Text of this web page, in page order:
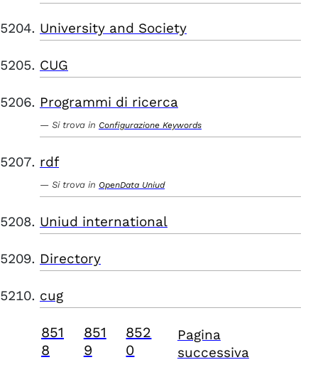
University and Society
CUG
Programmi di ricerca
Si trova in Configurazione Keywords
rdf
Si trova in OpenData Uniud
Uniud international
Directory
cug
851
8
851
9
852
0
Pagina
successiva